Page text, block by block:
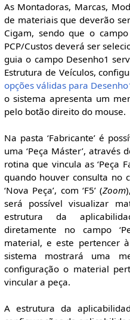
As Montadoras, Marcas,
de materiais que deverão
Cigam, sendo que o
PCP/Custos deverá ser
guia o campo Desenho1
Estrutura de Veículos,
opções válidas para
o sistema apresenta um
pelo botão direito do mouse.
Na pasta ‘Fabricante’ é
uma ‘Peça Máster’,
rotina que vincula as ‘Peça
quando houver consulta no
‘Nova Peça’, com ‘F5’ (Zoom
será possível visualizar
estrutura da
diretamente no campo
material, e este pertencer
sistema mostrará uma
configuração o material
vincular a peça.
A estrutura da